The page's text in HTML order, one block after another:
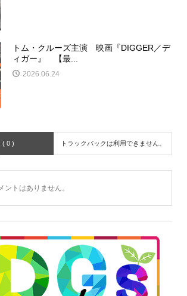
トム・クルーズ主演 映画『DIGGER／デ
ィガー』 【最...
2026.06.24
( 0 ) トラックバックは利用できません。
ントはありません。